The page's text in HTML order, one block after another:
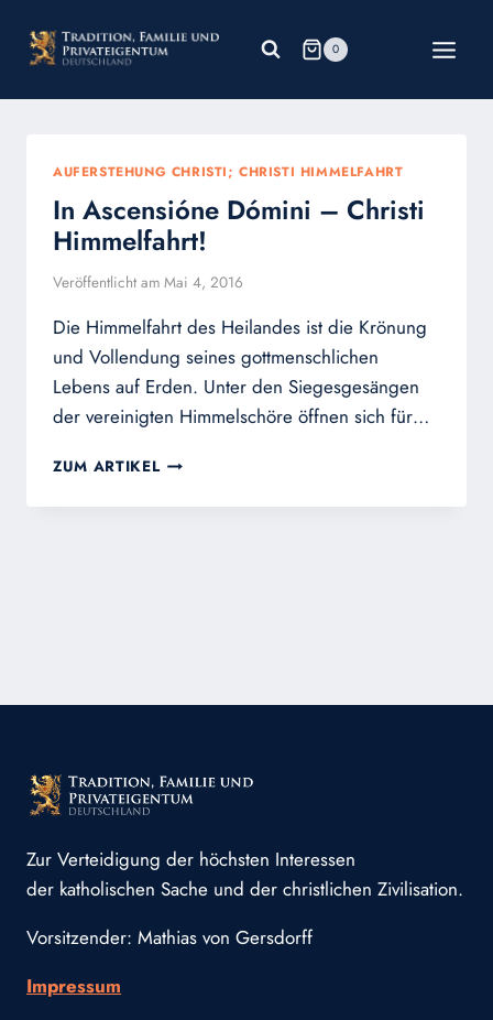
Inhalt
springen
0
AUFERSTEHUNG CHRISTI; CHRISTI HIMMELFAHRT
In Ascensióne Dómini – Christi
Himmelfahrt!
Veröffentlicht am Mai 4, 2016
Die Himmelfahrt des Heilandes ist die Krönung
und Vollendung seines gottmenschlichen
Lebens auf Erden. Unter den Siegesgesängen
der vereinigten Himmelschöre öffnen sich für…
ZUM ARTIKEL IN
DÓMINI
Zur Verteidigung der höchsten Interessen
der katholischen Sache und der christlichen Zivilisation.
Vorsitzender: Mathias von Gersdorff
Impressum